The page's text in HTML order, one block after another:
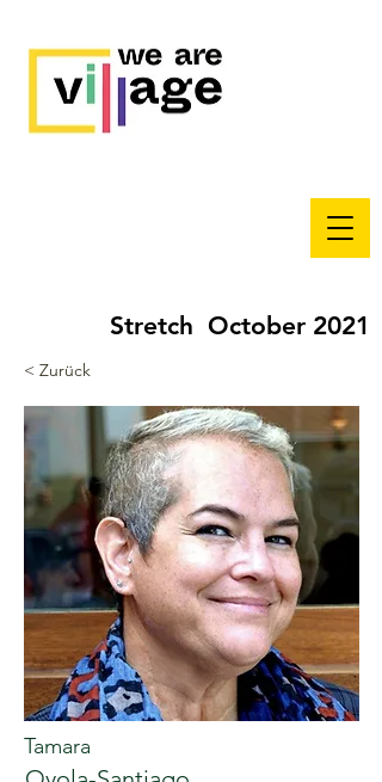
Stretch October 2021
< Zurück
Tamara